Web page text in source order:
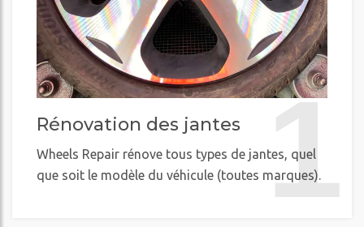
1
Rénovation des jantes
Wheels Repair rénove tous types de jantes, quel
que soit le modèle du véhicule (toutes marques).